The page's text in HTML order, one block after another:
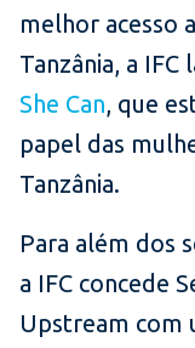
melhor acesso
Tanzânia, a
She Can, que
papel das
Tanzânia.
Para além dos
a IFC concede
Upstream com